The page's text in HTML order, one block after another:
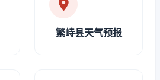
繁峙县天气预报